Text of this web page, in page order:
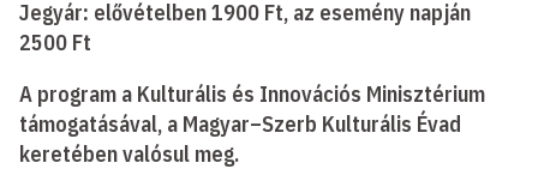
Jegyár: elővételben 1900 Ft, az esemény napján
2500 Ft
A program a Kulturális és Innovációs Minisztérium
támogatásával, a Magyar–Szerb Kulturális Évad
keretében valósul meg.